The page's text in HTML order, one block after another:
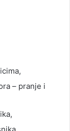
– pranje i